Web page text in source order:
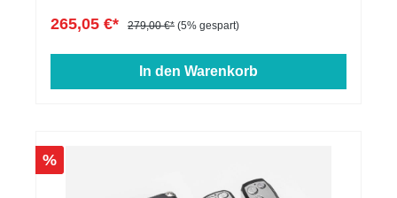
265,05 €* 279,00 €* (5% gespart)
In den Warenkorb
%